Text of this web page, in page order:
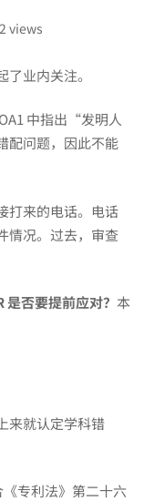
views
业内关注。
中指出“发明人
配问题，因此不能
打来的电话。电话
情况。过去，审查
否要提前应对？ 本
来就认定学科错
专利法》第二十六